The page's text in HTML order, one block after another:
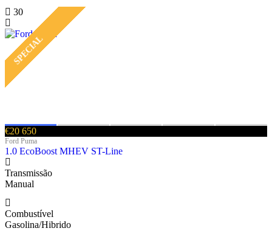
30
SPECIAL
€20 650
Ford Puma
1.0 EcoBoost MHEV ST-Line
Transmissão
Manual
Combustível
Gasolina/Hibrido